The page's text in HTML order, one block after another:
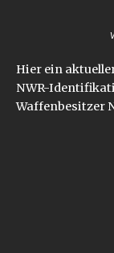
Hier ein
NWR-
Waffenbesitzer